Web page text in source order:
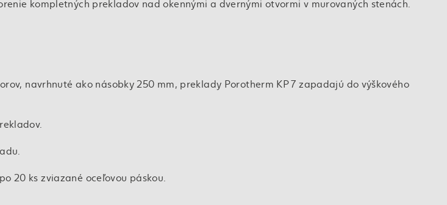
kompletných prekladov nad okennými a dvernými otvormi v murovaných stenách.
navrhnuté ako násobky 250 mm, preklady Porotherm KP 7 zapadajú do výškového
20 ks zviazané oceľovou páskou.